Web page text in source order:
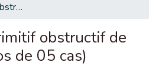
Méga uretère primitif obstructif de l'adulte (à propos de 05 cas)
obstructif de
de 05 cas)